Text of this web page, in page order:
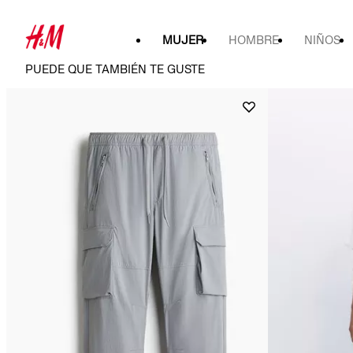
MUJER HOMBRE NIÑOS
PUEDE QUE TAMBIÉN TE GUSTE